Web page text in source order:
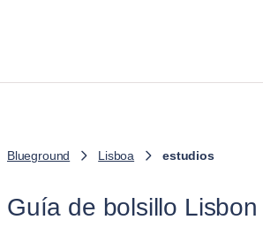
Blueground Lisboa estudios
Guía de bolsillo Lisbon